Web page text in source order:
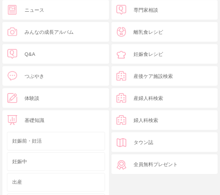
ニュース
みんなの成長アルバム
Q&A
つぶやき
体験談
基礎知識
妊娠前・妊活
妊娠中
出産
専門家相談
離乳食レシピ
妊娠食レシピ
産後ケア施設検索
産婦人科検索
婦人科検索
タウン誌
全員無料プレゼント